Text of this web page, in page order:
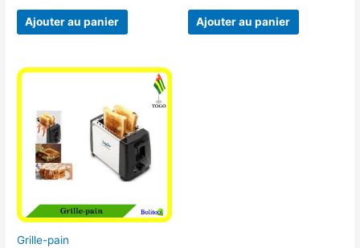
Ajouter au panier Ajouter au panier
Grille-pain